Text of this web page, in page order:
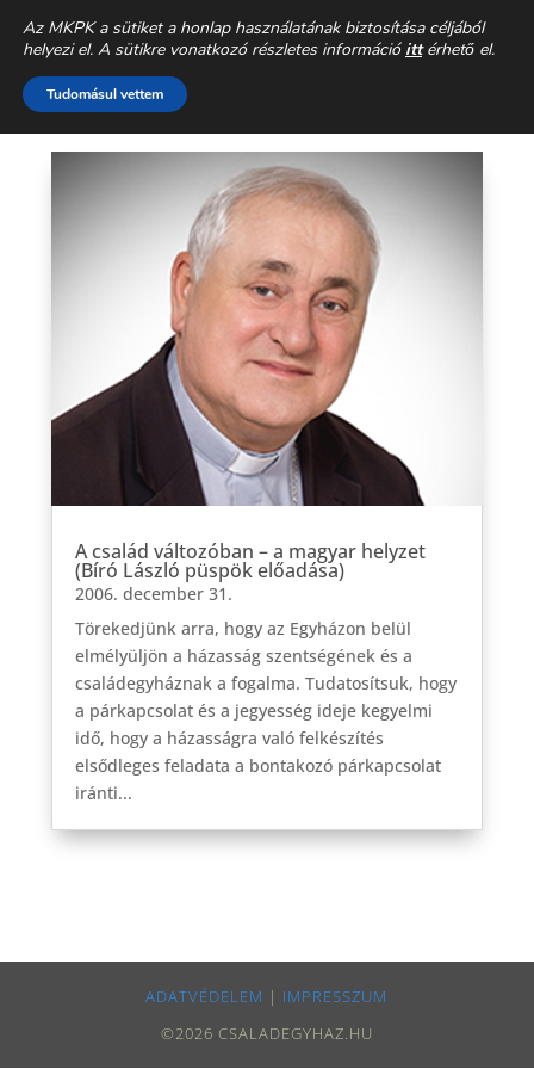
Hónap:2006. december
A család változóban – a magyar helyzet
(Bíró László püspök előadása)
2006. december 31.
Törekedjünk arra, hogy az Egyházon belül
elmélyüljön a házasság szentségének és a
családegyháznak a fogalma. Tudatosítsuk, hogy
a párkapcsolat és a jegyesség ideje kegyelmi
idő, hogy a házasságra való felkészítés
elsődleges feladata a bontakozó párkapcsolat
iránti...
ADATVÉDELEM | IMPRESSZUM
©2026 CSALADEGYHAZ.HU
Az MKPK a sütiket a honlap használatának biztosítása céljából
helyezi el. A sütikre vonatkozó részletes információ ittérhető el.
Tudomásul vettem